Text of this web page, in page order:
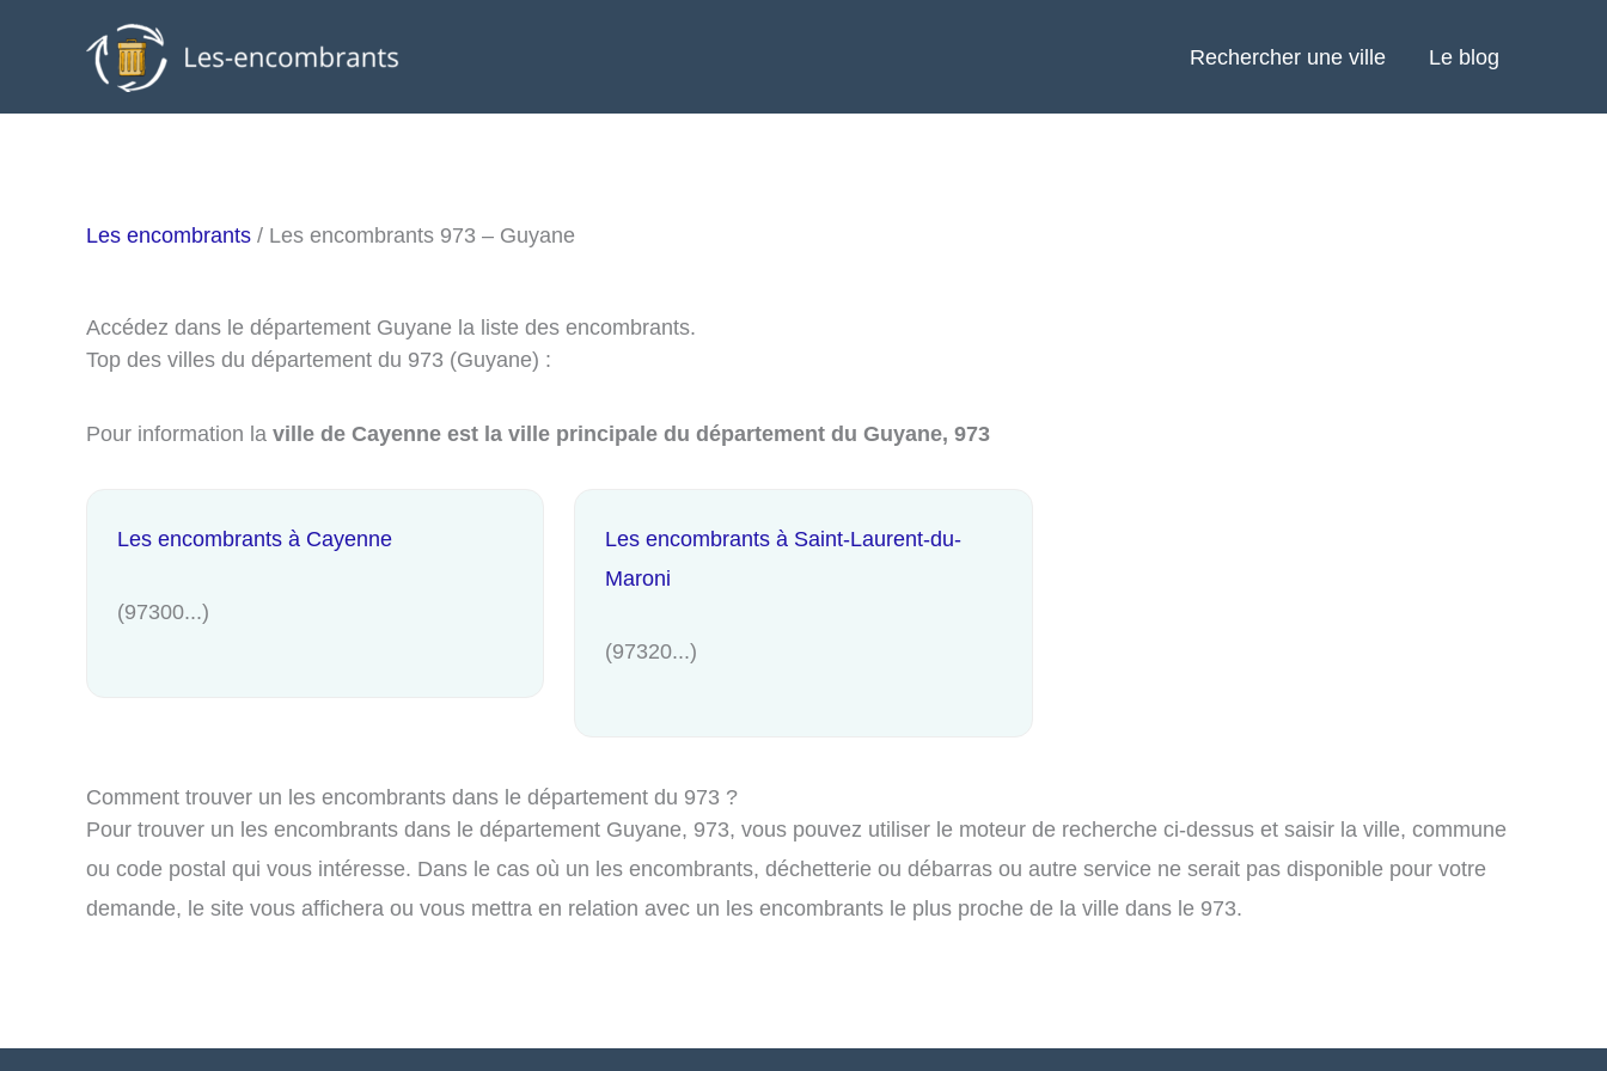
Rechercher une ville Le blog
Les encombrants / Les encombrants 973 – Guyane
Accédez dans le département Guyane la liste des encombrants.
Top des villes du département du 973 (Guyane) :
Pour information la ville de Cayenne est la ville principale du département du Guyane, 973
Les encombrants à Cayenne
(97300...)
Les encombrants à Saint-Laurent-du-
Maroni
(97320...)
Comment trouver un les encombrants dans le département du 973 ?
Pour trouver un les encombrants dans le département Guyane, 973, vous pouvez utiliser le moteur de recherche ci-dessus et saisir la ville, commune
ou code postal qui vous intéresse. Dans le cas où un les encombrants, déchetterie ou débarras ou autre service ne serait pas disponible pour votre
demande, le site vous affichera ou vous mettra en relation avec un les encombrants le plus proche de la ville dans le 973.